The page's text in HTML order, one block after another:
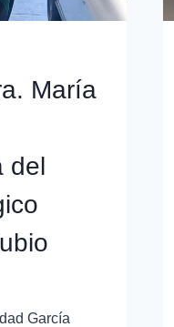
María
del
García